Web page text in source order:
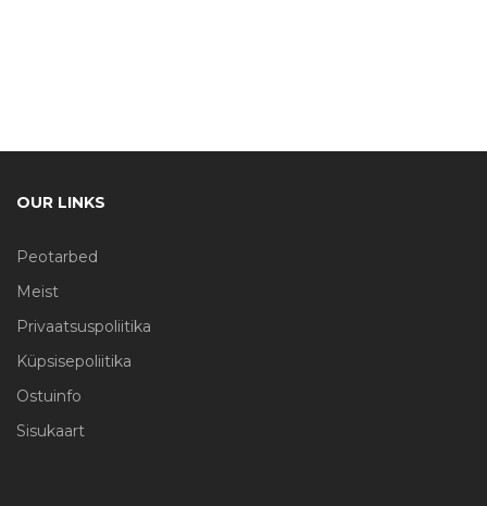
OUR LINKS
Peotarbed
Meist
Privaatsuspoliitika
Küpsisepoliitika
Ostuinfo
Sisukaart